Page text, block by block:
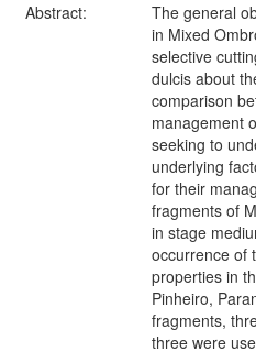
Abstract:
The general
in Mixed
selective
dulcis about
comparison
management
seeking to
underlying
for their
fragments of
in stage
occurrence of
properties in
Pinheiro,
fragments,
three were